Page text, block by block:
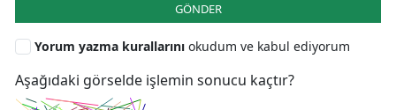
GÖNDER
Yorum yazma kurallarını okudum ve kabul ediyorum
Aşağıdaki görselde işlemin sonucu kaçtır?